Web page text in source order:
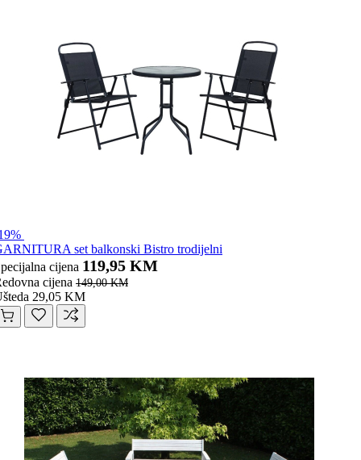
set balkonski Bistro trodijelni
cijena 119,95 KM
cijena 149,00 KM
29,05 KM